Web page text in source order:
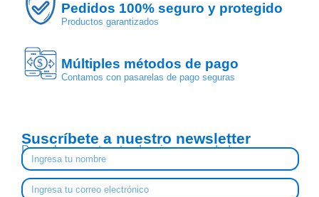
Pedidos 100% seguro y protegido
Productos garantizados
$ Múltiples métodos de pago
Contamos con pasarelas de pago seguras
Suscríbete a nuestro newsletter
Descubre nuestras tendencias y novedades